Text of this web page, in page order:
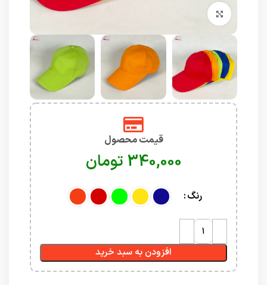
قیمت محصول
تومان
رنگ
افزودن به سبد خرید